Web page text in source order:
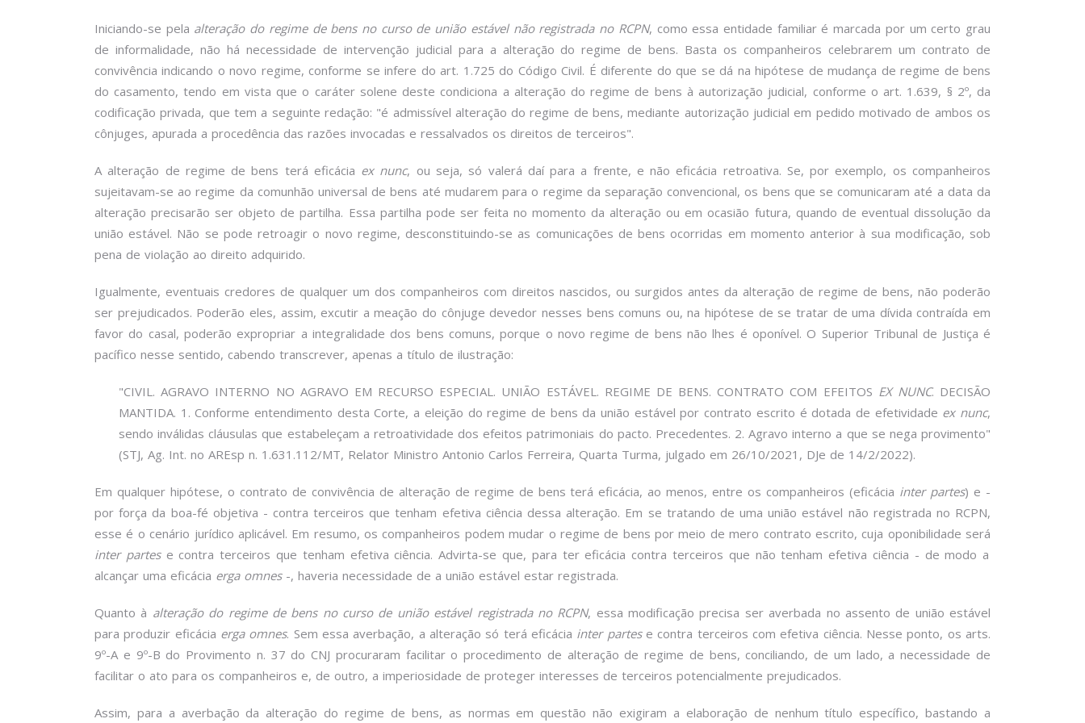
Iniciando-se pela alteração do regime de bens no curso de união estável não registrada no RCPN, como essa entidade familiar é marcada por um certo grau
de informalidade, não há necessidade de intervenção judicial para a alteração do regime de bens. Basta os companheiros celebrarem um contrato de
convivência indicando o novo regime, conforme se infere do art. 1.725 do Código Civil. É diferente do que se dá na hipótese de mudança de regime de bens
do casamento, tendo em vista que o caráter solene deste condiciona a alteração do regime de bens à autorização judicial, conforme o art. 1.639, § 2º, da
codificação privada, que tem a seguinte redação: "é admissível alteração do regime de bens, mediante autorização judicial em pedido motivado de ambos os
cônjuges, apurada a procedência das razões invocadas e ressalvados os direitos de terceiros".
A alteração de regime de bens terá eficácia ex nunc, ou seja, só valerá daí para a frente, e não eficácia retroativa. Se, por exemplo, os companheiros
sujeitavam-se ao regime da comunhão universal de bens até mudarem para o regime da separação convencional, os bens que se comunicaram até a data da
alteração precisarão ser objeto de partilha. Essa partilha pode ser feita no momento da alteração ou em ocasião futura, quando de eventual dissolução da
união estável. Não se pode retroagir o novo regime, desconstituindo-se as comunicações de bens ocorridas em momento anterior à sua modificação, sob
pena de violação ao direito adquirido.
Igualmente, eventuais credores de qualquer um dos companheiros com direitos nascidos, ou surgidos antes da alteração de regime de bens, não poderão
ser prejudicados. Poderão eles, assim, excutir a meação do cônjuge devedor nesses bens comuns ou, na hipótese de se tratar de uma dívida contraída em
favor do casal, poderão expropriar a integralidade dos bens comuns, porque o novo regime de bens não lhes é oponível. O Superior Tribunal de Justiça é
pacífico nesse sentido, cabendo transcrever, apenas a título de ilustração:
"CIVIL. AGRAVO INTERNO NO AGRAVO EM RECURSO ESPECIAL. UNIÃO ESTÁVEL. REGIME DE BENS. CONTRATO COM EFEITOS EX NUNC. DECISÃO
MANTIDA. 1. Conforme entendimento desta Corte, a eleição do regime de bens da união estável por contrato escrito é dotada de efetividade ex nunc,
sendo inválidas cláusulas que estabeleçam a retroatividade dos efeitos patrimoniais do pacto. Precedentes. 2. Agravo interno a que se nega provimento"
(STJ, Ag. Int. no AREsp n. 1.631.112/MT, Relator Ministro Antonio Carlos Ferreira, Quarta Turma, julgado em 26/10/2021, DJe de 14/2/2022).
Em qualquer hipótese, o contrato de convivência de alteração de regime de bens terá eficácia, ao menos, entre os companheiros (eficácia inter partes) e -
por força da boa-fé objetiva - contra terceiros que tenham efetiva ciência dessa alteração. Em se tratando de uma união estável não registrada no RCPN,
esse é o cenário jurídico aplicável. Em resumo, os companheiros podem mudar o regime de bens por meio de mero contrato escrito, cuja oponibilidade será
inter partese contra terceiros que tenham efetiva ciência. Advirta-se que, para ter eficácia contra terceiros que não tenham efetiva ciência - de modo a
alcançar uma eficácia erga omnes-, haveria necessidade de a união estável estar registrada.
Quanto à alteração do regime de bens no curso de união estável registrada no RCPN, essa modificação precisa ser averbada no assento de união estável
para produzir eficácia erga omnes. Sem essa averbação, a alteração só terá eficácia inter partese contra terceiros com efetiva ciência. Nesse ponto, os arts.
9º-A e 9º-B do Provimento n. 37 do CNJ procuraram facilitar o procedimento de alteração de regime de bens, conciliando, de um lado, a necessidade de
facilitar o ato para os companheiros e, de outro, a imperiosidade de proteger interesses de terceiros potencialmente prejudicados.
Assim, para a averbação da alteração do regime de bens, as normas em questão não exigiram a elaboração de nenhum título específico, bastando a